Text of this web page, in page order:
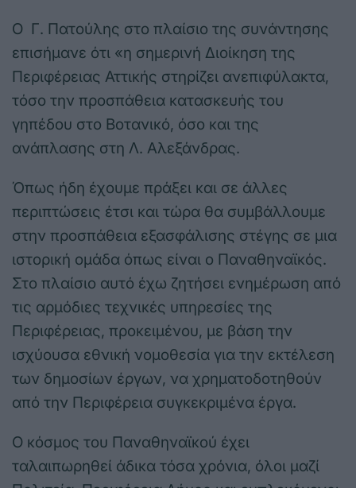
Ο Γ. Πατούλης στο πλαίσιο της συνάντησης
επισήμανε ότι «η σημερινή Διοίκηση της
Περιφέρειας Αττικής στηρίζει ανεπιφύλακτα,
τόσο την προσπάθεια κατασκευής του
γηπέδου στο Βοτανικό, όσο και της
ανάπλασης στη Λ. Αλεξάνδρας.
Όπως ήδη έχουμε πράξει και σε άλλες
περιπτώσεις έτσι και τώρα θα συμβάλλουμε
στην προσπάθεια εξασφάλισης στέγης σε μια
ιστορική ομάδα όπως είναι ο Παναθηναϊκός.
Στο πλαίσιο αυτό έχω ζητήσει ενημέρωση από
τις αρμόδιες τεχνικές υπηρεσίες της
Περιφέρειας, προκειμένου, με βάση την
ισχύουσα εθνική νομοθεσία για την εκτέλεση
των δημοσίων έργων, να χρηματοδοτηθούν
από την Περιφέρεια συγκεκριμένα έργα.
Ο κόσμος του Παναθηναϊκού έχει
ταλαιπωρηθεί άδικα τόσα χρόνια, όλοι μαζί